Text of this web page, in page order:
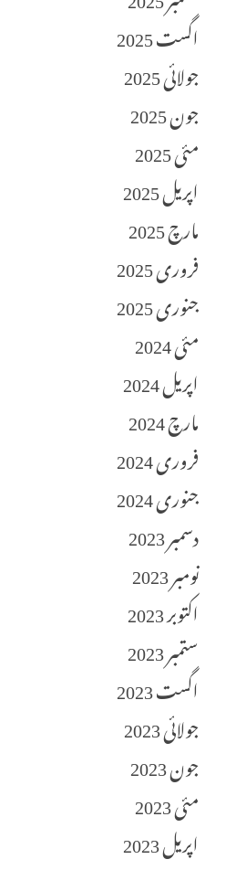
اگست 2025
جولائی 2025
جون 2025
مئی 2025
اپریل 2025
مارچ 2025
فروری 2025
جنوری 2025
مئی 2024
اپریل 2024
مارچ 2024
فروری 2024
جنوری 2024
دسمبر 2023
نومبر 2023
اکتوبر 2023
ستمبر 2023
اگست 2023
جولائی 2023
جون 2023
مئی 2023
اپریل 2023